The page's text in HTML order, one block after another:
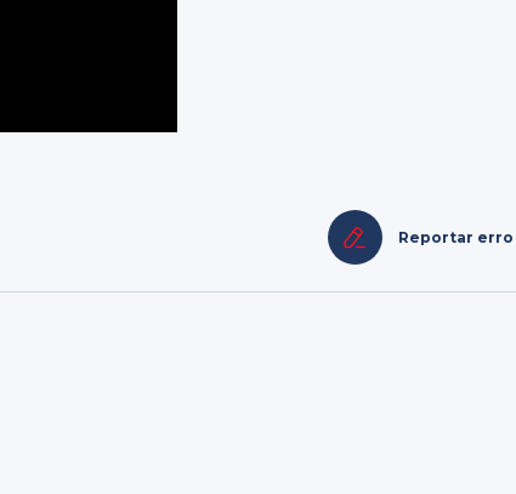
Reportar erro